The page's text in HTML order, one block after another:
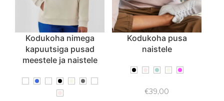
Kodukoha nimega
kapuutsiga pusad
meestele ja naistele
Kodukoha pusa
naistele
€39,00